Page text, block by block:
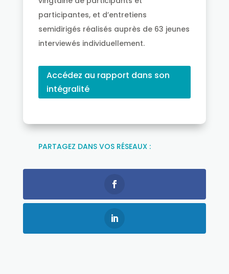
participantes, et d’entretiens
semidirigés réalisés auprès de 63 jeunes
interviewés individuellement.
Accédez au rapport dans son
intégralité
PARTAGEZ DANS VOS RÉSEAUX :